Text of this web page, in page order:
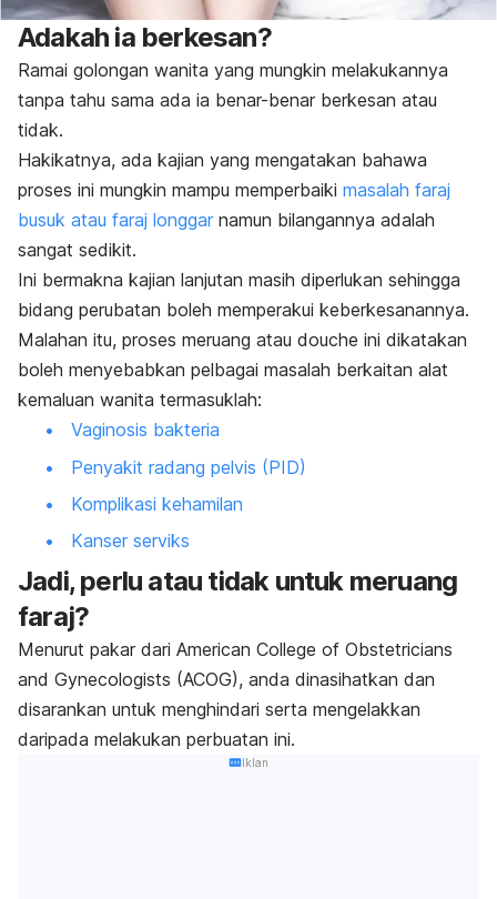
Adakah ia berkesan?
Ramai golongan wanita yang mungkin melakukannya
tanpa tahu sama ada ia benar-benar berkesan atau
tidak.
Hakikatnya, ada kajian yang mengatakan bahawa
proses ini mungkin mampu memperbaiki masalah faraj
busuk atau faraj longgar namun bilangannya adalah
sangat sedikit.
Ini bermakna kajian lanjutan masih diperlukan sehingga
bidang perubatan boleh memperakui keberkesanannya.
Malahan itu, proses meruang atau douche ini dikatakan
boleh menyebabkan pelbagai masalah berkaitan alat
kemaluan wanita termasuklah:
Vaginosis bakteria
Penyakit radang pelvis (PID)
Komplikasi kehamilan
Kanser serviks
Jadi, perlu atau tidak untuk meruang
faraj?
Menurut pakar dari American College of Obstetricians
and Gynecologists (ACOG), anda dinasihatkan dan
disarankan untuk menghindari serta mengelakkan
daripada melakukan perbuatan ini.
Iklan